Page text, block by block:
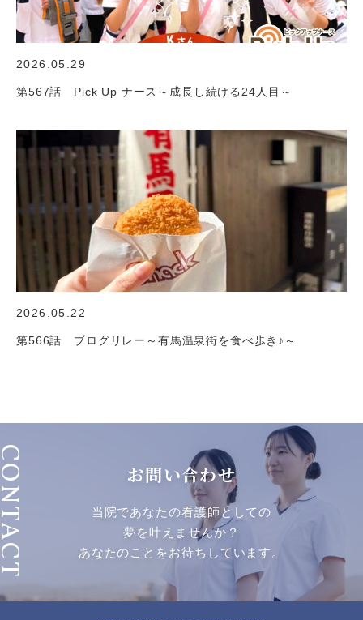
2026.05.29
第567話 Pick Up ナース～成長し続ける24人目～
2026.05.22
第566話 ブログリレー～有馬温泉街を食べ歩き♪～
お問い合わせ
当院であなたの看護師としての
夢を叶えませんか？
あなたのことをお待ちしています。